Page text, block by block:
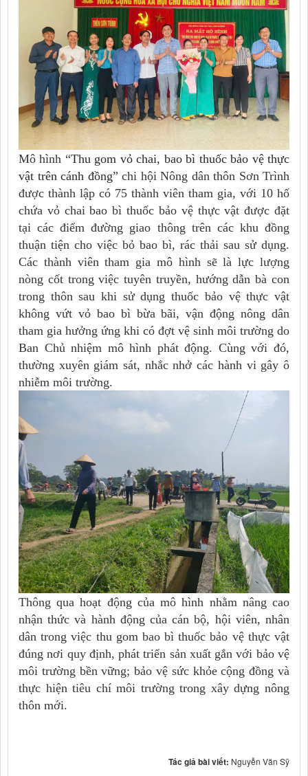
Mô hình “Thu gom vỏ chai, bao bì thuốc bảo vệ thực
vật trên cánh đồng” chi hội Nông dân thôn Sơn Trình
được thành lập có 75 thành viên tham gia, với 10 hố
chứa vỏ chai bao bì thuốc bảo vệ thực vật được đặt
tại các điểm đường giao thông trên các khu đồng
thuận tiện cho việc bỏ bao bì, rác thải sau sử dụng.
Các thành viên tham gia mô hình sẽ là lực lượng
nòng cốt trong việc tuyên truyền, hướng dẫn bà con
trong thôn sau khi sử dụng thuốc bảo vệ thực vật
không vứt vỏ bao bì bừa bãi, vận động nông dân
tham gia hưởng ứng khi có đợt vệ sinh môi trường do
Ban Chủ nhiệm mô hình phát động. Cùng với đó,
thường xuyên giám sát, nhắc nhở các hành vi gây ô
nhiễm môi trường.
Thông qua hoạt động của mô hình nhằm nâng cao
nhận thức và hành động của cán bộ, hội viên, nhân
dân trong việc thu gom bao bì thuốc bảo vệ thực vật
đúng nơi quy định, phát triển sản xuất gắn với bảo vệ
môi trường bền vững; bảo vệ sức khỏe cộng đồng và
thực hiện tiêu chí môi trường trong xây dựng nông
thôn mới.
Tác giả bài viết: Nguyễn Văn Sỹ